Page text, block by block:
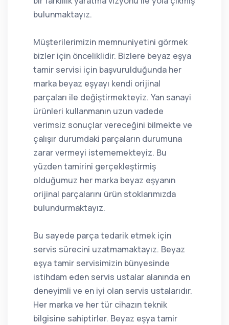
bulunmaktayız.
Müşterilerimizin memnuniyetini görmek
bizler için önceliklidir. Bizlere beyaz eşya
tamir servisi için başvurulduğunda her
marka beyaz eşyayı kendi orijinal
parçaları ile değiştirmekteyiz. Yan sanayi
ürünleri kullanmanın uzun vadede
verimsiz sonuçlar vereceğini bilmekte ve
çalışır durumdaki parçaların durumuna
zarar vermeyi istememekteyiz. Bu
yüzden tamirini gerçekleştirmiş
olduğumuz her marka beyaz eşyanın
orijinal parçalarını ürün stoklarımızda
bulundurmaktayız.
Bu sayede parça tedarik etmek için
servis sürecini uzatmamaktayız. Beyaz
eşya tamir servisimizin bünyesinde
istihdam eden servis ustalar alanında en
deneyimli ve en iyi olan servis ustalarıdır.
Her marka ve her tür cihazın teknik
bilgisine sahiptirler. Beyaz eşya tamir